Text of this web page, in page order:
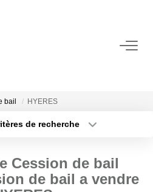
BIENS
MÉTIERS
bail HYERES
de recherche
Budget max
Cession de bail
de bail a vendre